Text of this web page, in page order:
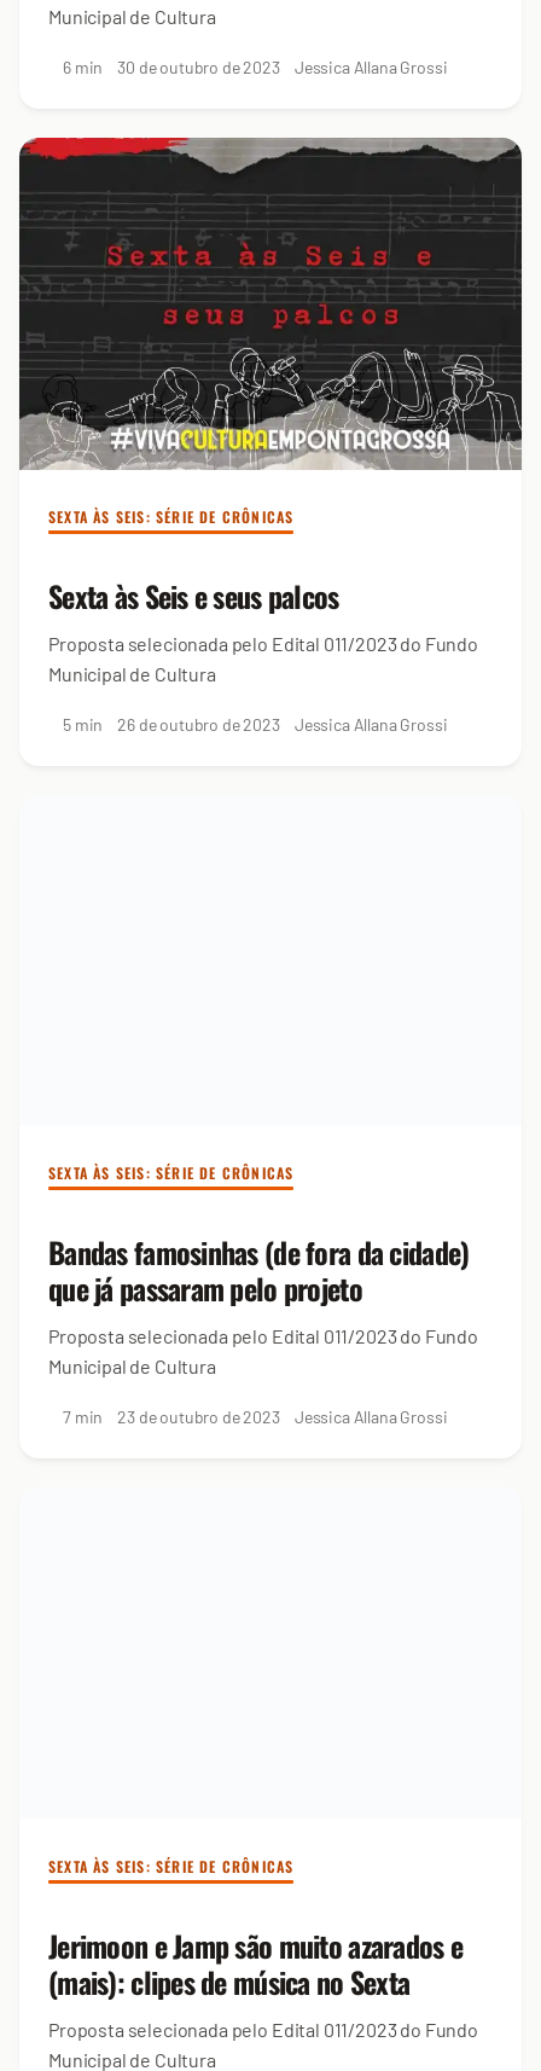
Municipal de Cultura
6 min 30 de outubro de 2023 Jessica Allana Grossi
SEXTA ÀS SEIS: SÉRIE DE CRÔNICAS
Sexta às Seis e seus palcos
Proposta selecionada pelo Edital 011/2023 do Fundo
Municipal de Cultura
5 min 26 de outubro de 2023 Jessica Allana Grossi
SEXTA ÀS SEIS: SÉRIE DE CRÔNICAS
Bandas famosinhas (de fora da cidade)
que já passaram pelo projeto
Proposta selecionada pelo Edital 011/2023 do Fundo
Municipal de Cultura
7 min 23 de outubro de 2023 Jessica Allana Grossi
SEXTA ÀS SEIS: SÉRIE DE CRÔNICAS
Jerimoon e Jamp são muito azarados e
(mais): clipes de música no Sexta
Proposta selecionada pelo Edital 011/2023 do Fundo
Municipal de Cultura